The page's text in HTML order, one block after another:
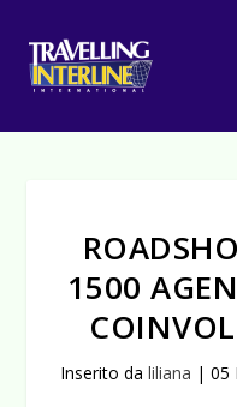
1500
Inserito da liliana | 05